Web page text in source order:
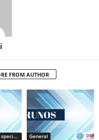
FROM AUTHOR
Certificate medici specialiști / primari General